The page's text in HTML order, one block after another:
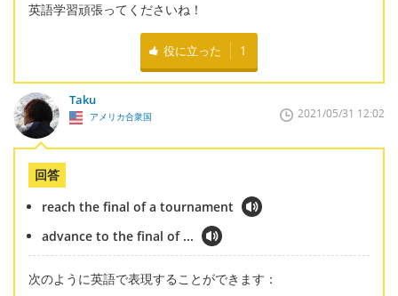
英語学習頑張ってくださいね！
役に立った 1
Taku
アメリカ合衆国 2021/05/31 12:02
回答
reach the final of a tournament
advance to the final of ...
次のように英語で表現することができます：